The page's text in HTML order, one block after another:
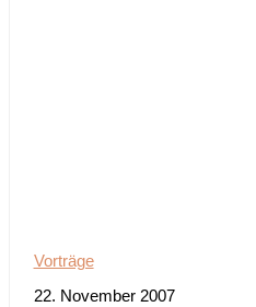
Vorträge
22. November 2007